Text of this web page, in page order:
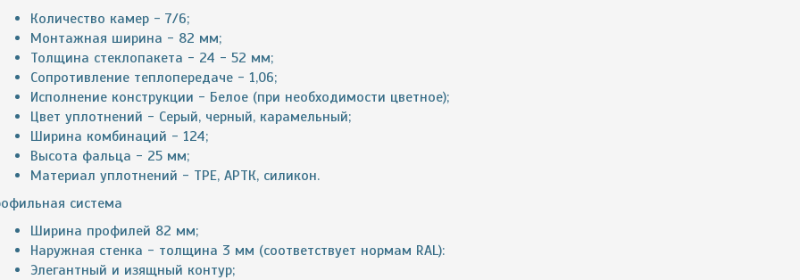
Количество камер - 7/6;
Монтажная ширина - 82 мм;
Толщина стеклопакета - 24 - 52 мм;
Сопротивление теплопередаче - 1,06;
Исполнение конструкции - Белое (при необходимости цветное);
Цвет уплотнений - Серый, черный, карамельный;
Ширина комбинаций - 124;
Высота фальца - 25 мм;
Материал уплотнений - ТРЕ, АРТК, силикон.
система
Ширина профилей 82 мм;
Наружная стенка - толщина 3 мм (соответствует нормам RAL):
Элегантный и изящный контур;